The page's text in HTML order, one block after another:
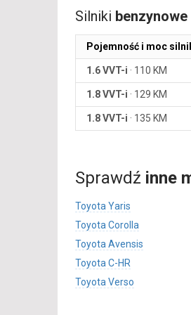
Silniki benzynowe
Pojemność i moc
1.6 VVT-i · 110 KM
1.8 VVT-i · 129 KM
1.8 VVT-i · 135 KM
Sprawdź inne
Toyota Yaris
Toyota Corolla
Toyota Avensis
Toyota C-HR
Toyota Verso